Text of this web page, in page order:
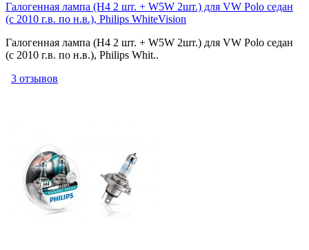
Галогенная лампа (H4 2 шт. + W5W 2шт.) для VW Polo седан
(с 2010 г.в. по н.в.), Philips WhiteVision
Галогенная лампа (H4 2 шт. + W5W 2шт.) для VW Polo седан
(с 2010 г.в. по н.в.), Philips Whit..
3 отзывов